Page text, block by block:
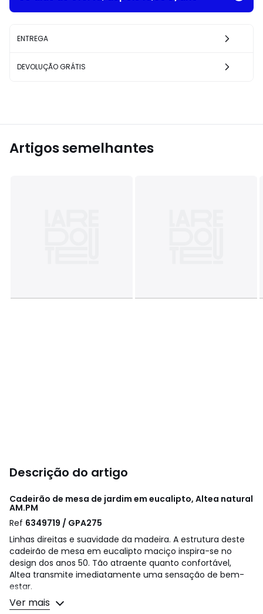
ENTREGA
DEVOLUÇÃO GRÁTIS
Artigos semelhantes
Descrição do artigo
Cadeirão de mesa de jardim em eucalipto, Altea natural
AM.PM
Ref 6349719 / GPA275
Linhas direitas e suavidade da madeira. A estrutura deste
cadeirão de mesa em eucalipto maciço inspira-se no
design dos anos 50. Tão atraente quanto confortável,
Altea transmite imediatamente uma sensação de bem-
estar.
Tão elegante no interior como no exterior, é uma adição
bem-vinda em qualquer espaço. Uma criação da AMPM.
Ver mais